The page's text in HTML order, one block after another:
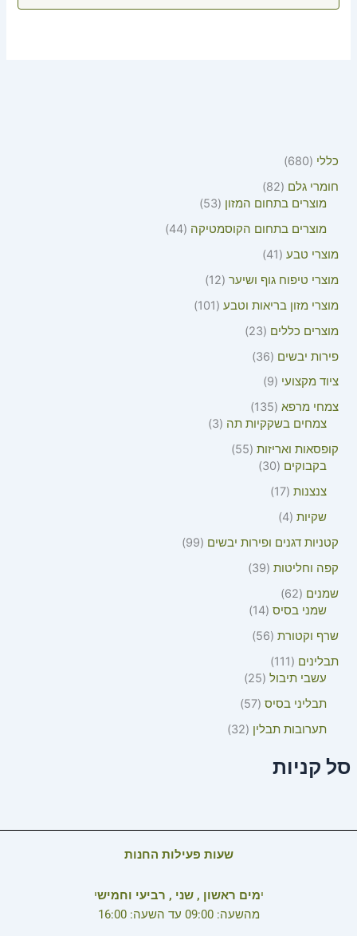
כללי
680
חומרי גלם
82
מוצרים בתחום המזון
53
מוצרים בתחום הקוסמטיקה 44
מוצרי טבע
41
מוצרי טיפוח גוף ושיער 12
מוצרי מזון בריאות וטבע
101
מוצרים כללים
23
פירות יבשים
36
ציוד מקצועי
9
צמחי מרפא 135
צמחים בשקקיות תה
3
קופסאות ואריזות 55
בקבוקים
30
צנצנות 17
שקיות 4
קטניות דגנים ופירות יבשים
99
קפה וחליטות 39
שמנים
62
שמני בסיס 14
שרף וקטורת 56
תבלינים
111
עשבי תיבול 25
תבליני בסיס 57
תערובות תבלין
32
סל קניות
שעות פעילות החנות
ימים ראשון , שני , רביעי וחמישי
מהשעה: 09:00 עד השעה: 16:00